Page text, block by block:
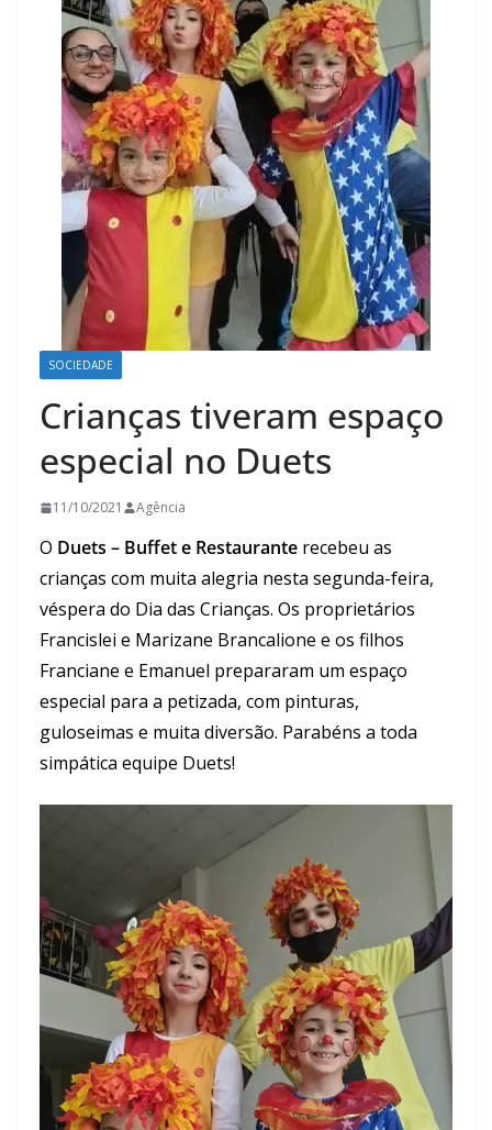
SOCIEDADE
Crianças tiveram espaço
especial no Duets
11/10/2021 Agência
O Duets – Buffet e Restaurante recebeu as
crianças com muita alegria nesta segunda-feira,
véspera do Dia das Crianças. Os proprietários
Francislei e Marizane Brancalione e os filhos
Franciane e Emanuel prepararam um espaço
especial para a petizada, com pinturas,
guloseimas e muita diversão. Parabéns a toda
simpática equipe Duets!